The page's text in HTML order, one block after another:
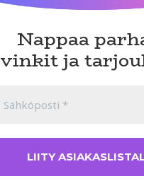
Nappaa
vinkit ja